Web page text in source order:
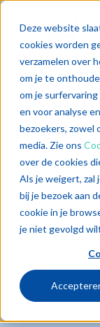
Deze website
cookies worden
verzamelen over
om je te
om je
en voor analyse
bezoekers, zowel
media. Zie ons
over de cookies
Als je weigert, zal
bij je bezoek aan
cookie in je
je niet gevolgd